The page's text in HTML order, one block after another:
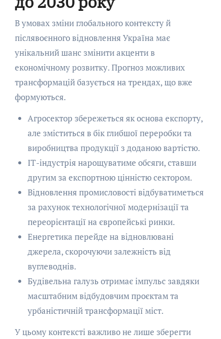
В умовах зміни глобального контексту й
післявоєнного відновлення Україна має
унікальний шанс змінити акценти в
економічному розвитку. Прогноз можливих
трансформацій базується на трендах, що вже
формуються.
Агросектор збережеться як основа експорту,
але зміститься в бік глибшої переробки та
виробництва продукції з доданою вартістю.
ІТ-індустрія нарощуватиме обсяги, ставши
другим за експортною цінністю сектором.
Відновлення промисловості відбуватиметься
за рахунок технологічної модернізації та
переорієнтації на європейські ринки.
Енергетика перейде на відновлювані
джерела, скорочуючи залежність від
вуглеводнів.
Будівельна галузь отримає імпульс завдяки
масштабним відбудовчим проєктам та
урбаністичній трансформації міст.
У цьому контексті важливо не лише зберегти